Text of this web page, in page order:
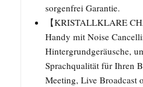
sorgenfrei Garantie.
【KRISTALLKLARE
Handy mit Noise
Hintergrundgeräusche,
Sprachqualität für Ihren
Meeting, Live Broadcast